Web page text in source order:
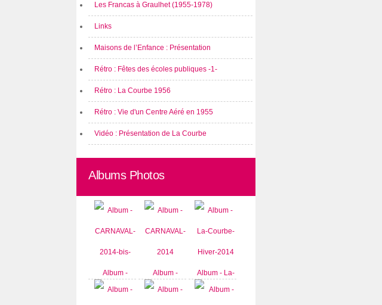
Les Francas à Graulhet (1955-1978)
Links
Maisons de l’Enfance : Présentation
Rétro : Fêtes des écoles publiques -1-
Rétro : La Courbe 1956
Rétro : Vie d'un Centre Aéré en 1955
Vidéo : Présentation de La Courbe
Albums Photos
Album -
CARNAVAL-
Album -
CARNAVAL-
Album - La-
Courbe-